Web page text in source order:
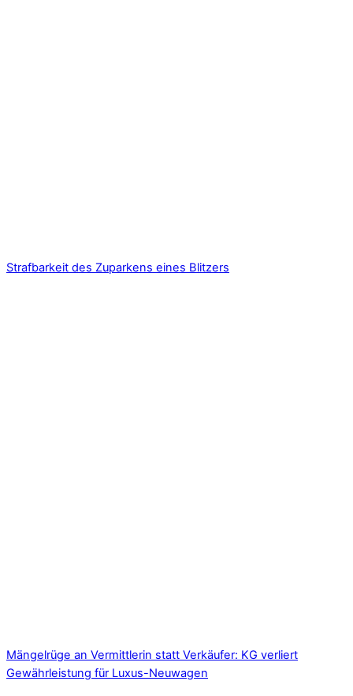
Strafbarkeit des Zuparkens eines Blitzers
Mängelrüge an Vermittlerin statt Verkäufer: KG verliert
Gewährleistung für Luxus-Neuwagen